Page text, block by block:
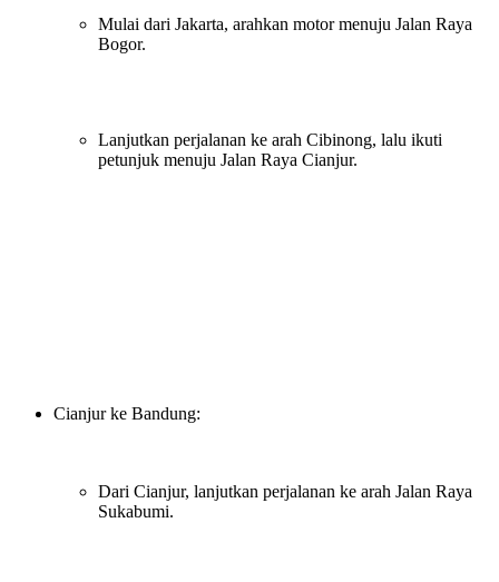
Mulai dari Jakarta, arahkan motor menuju Jalan Raya
Bogor.
Lanjutkan perjalanan ke arah Cibinong, lalu ikuti
petunjuk menuju Jalan Raya Cianjur.
Cianjur ke Bandung:
Dari Cianjur, lanjutkan perjalanan ke arah Jalan Raya
Sukabumi.